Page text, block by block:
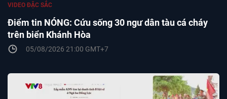
Điểm tin NÓNG: Cứu sống 30 ngư dân tàu cá cháy
trên biển Khánh Hòa
VIDEO ĐẶC SẮC
05/08/2026 21:00 GMT+7